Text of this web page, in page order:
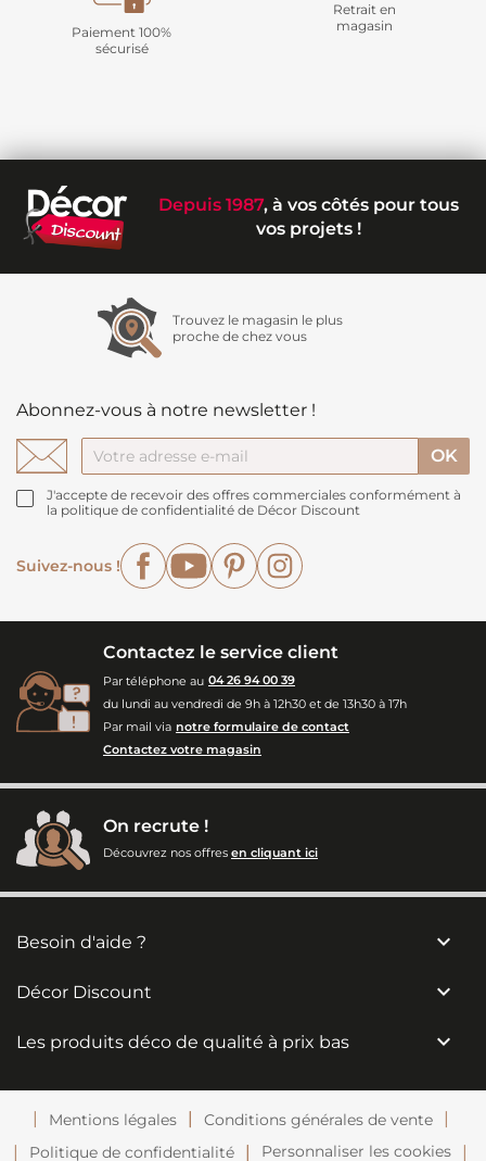
Paiement 100%
sécurisé
Retrait en
magasin
Depuis 1987, à vos côtés pour tous
vos projets !
Trouvez le magasin le plus
proche de chez vous
Abonnez-vous à notre newsletter !
J'accepte de recevoir des offres commerciales conformément à
la politique de confidentialité de Décor Discount
Suivez-nous !
FacebookYouTubePinterest
Contactez le service client
Par téléphone au 04 26 94 00 39
du lundi au vendredi de 9h à 12h30 et de 13h30 à 17h
Par mail via notre formulaire de contact
Contactez votre magasin
On recrute !
Découvrez nos offres en cliquant ici
Besoin d'aide ? 
Décor Discount 
Les produits déco de qualité à prix bas 
Mentions légales
Conditions générales de vente
Politique de confidentialité
Personnaliser les cookies